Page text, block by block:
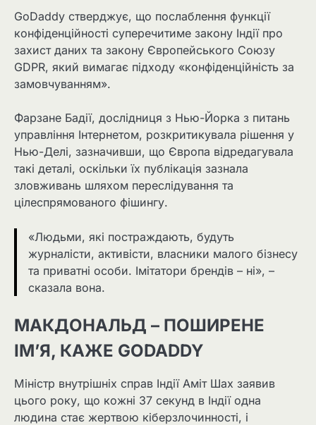
GoDaddy стверджує, що послаблення функції
конфіденційності суперечитиме закону Індії про
захист даних та закону Європейського Союзу
GDPR, який вимагає підходу «конфіденційність за
замовчуванням».
Фарзане Бадії, дослідниця з Нью-Йорка з питань
управління Інтернетом, розкритикувала рішення у
Нью-Делі, зазначивши, що Європа відредагувала
такі деталі, оскільки їх публікація зазнала
зловживань шляхом переслідування та
цілеспрямованого фішингу.
«Людьми, які постраждають, будуть
журналісти, активісти, власники малого бізнесу
та приватні особи. Імітатори брендів – ні», –
сказала вона.
МАКДОНАЛЬД – ПОШИРЕНЕ
ІМ’Я, КАЖЕ GODADDY
Міністр внутрішніх справ Індії Аміт Шах заявив
цього року, що кожні 37 секунд в Індії одна
людина стає жертвою кіберзлочинності, і